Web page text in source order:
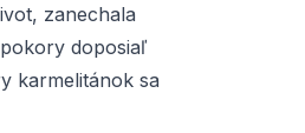
zanechala
doposiaľ
karmelitánok sa